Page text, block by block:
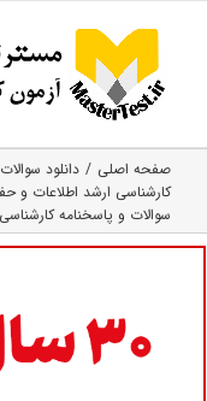
content
صفحه اصلی
دانلود
کارشناسی ارشد اطلاعات و
سوالات و پاسخنامه کارشناسی